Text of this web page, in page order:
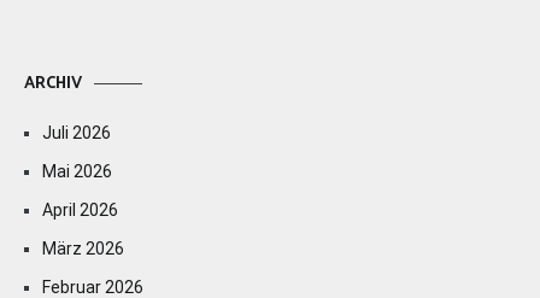
ARCHIV
Juli 2026
Mai 2026
April 2026
März 2026
Februar 2026